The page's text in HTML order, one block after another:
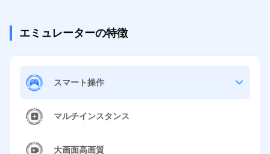
エミュレーターの特徴
スマート操作
マルチインスタンス
大画面高画質